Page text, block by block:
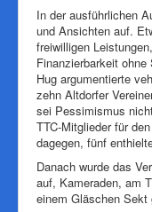
In der ausführlichen
und Ansichten auf.
freiwilligen
Finanzierbarkeit
Hug argumentierte
zehn Altdorfer
sei Pessimismus
TTC-Mitglieder für
dagegen, fünf
Danach wurde das
auf, Kameraden, am
einem Gläschen Sekt